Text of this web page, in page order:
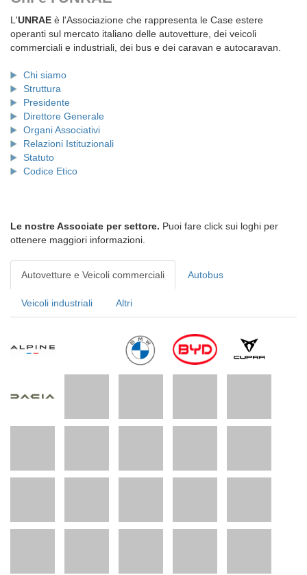
L'UNRAE è l'Associazione che rappresenta le Case estere
operanti sul mercato italiano delle autovetture, dei veicoli
commerciali e industriali, dei bus e dei caravan e autocaravan.
Chi siamo
Struttura
Presidente
Direttore Generale
Organi Associativi
Relazioni Istituzionali
Statuto
Codice Etico
Le nostre Associate per settore. Puoi fare click sui loghi per
ottenere maggiori informazioni.
Autovetture e Veicoli commerciali Autobus
Veicoli industriali Altri